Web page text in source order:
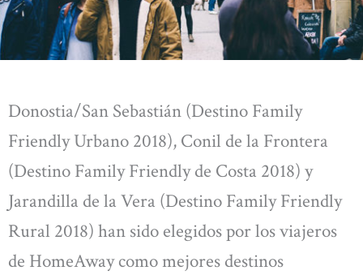
Donostia/San Sebastián (Destino Family
Friendly Urbano 2018), Conil de la Frontera
(Destino Family Friendly de Costa 2018) y
Jarandilla de la Vera (Destino Family Friendly
Rural 2018) han sido elegidos por los viajeros
de HomeAway como mejores destinos